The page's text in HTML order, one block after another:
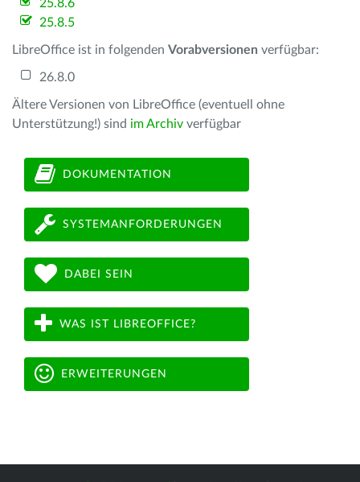
25.8.6
25.8.5
LibreOffice ist in folgenden Vorabversionen verfügbar:
26.8.0
Ältere Versionen von LibreOffice (eventuell ohne
Unterstützung!) sind im Archiv verfügbar
DOKUMENTATION
SYSTEMANFORDERUNGEN
DABEI SEIN
WAS IST LIBREOFFICE?
ERWEITERUNGEN